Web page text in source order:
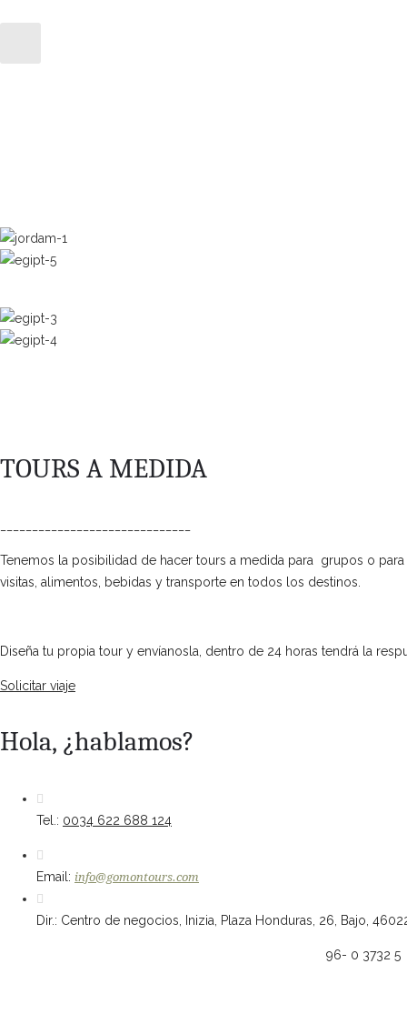
TOURS A MEDIDA
Tenemos la posibilidad de hacer tours a medida para grupos o
visitas, alimentos, bebidas y transporte en todos los destinos.
Diseña tu propia tour y envíanosla, dentro de 24 horas tendrá la
Solicitar viaje
Hola, ¿hablamos?
Tel.: 0034 622 688 124
Email: info@gomontours.com
Dir.: Centro de negocios, Inizia, Plaza Honduras, 26, Bajo,
96- 0 3732 5